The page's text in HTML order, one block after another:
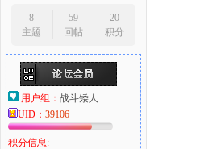
8
主题
59
回帖
20
积分
用户组： 战斗矮人
UID： 39106
积分信息: